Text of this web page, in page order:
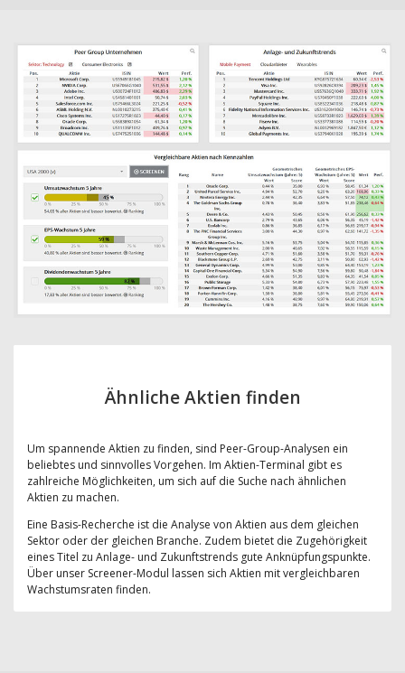
Ähnliche Aktien finden
Um spannende Aktien zu finden, sind Peer-Group-Analysen ein
beliebtes und sinnvolles Vorgehen. Im Aktien-Terminal gibt es
zahlreiche Möglichkeiten, um sich auf die Suche nach ähnlichen
Aktien zu machen.
Eine Basis-Recherche ist die Analyse von Aktien aus dem gleichen
Sektor oder der gleichen Branche. Zudem bietet die Zugehörigkeit
eines Titel zu Anlage- und Zukunftstrends gute Anknüpfungspunkte.
Über unser Screener-Modul lassen sich Aktien mit vergleichbaren
Wachstumsraten finden.